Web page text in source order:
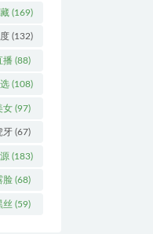
(169)
(132)
播(88)
(108)
女(97)
牙(67)
(183)
脸(68)
丝 (59)